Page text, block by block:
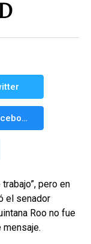
Facebook Messenger
pero en
el senador
Roo no fue
mensaje.